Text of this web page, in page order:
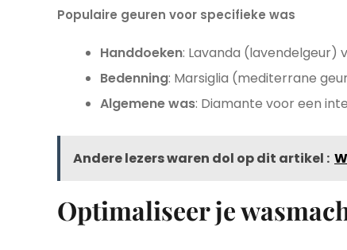
Populaire geuren voor specifieke was
Handdoeken: Lavanda (lavendelgeur)
Bedenning: Marsiglia (mediterrane
Algemene was: Diamante voor een
Andere lezers waren dol op dit artikel :
Optimaliseer je